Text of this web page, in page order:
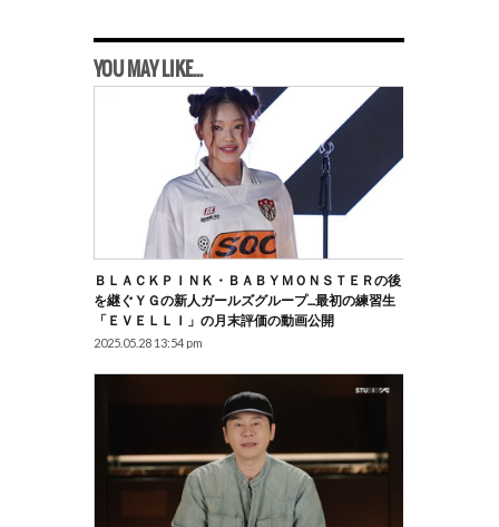
YOU MAY LIKE...
ＢＬＡＣＫＰＩＮＫ・ＢＡＢＹＭＯＮＳＴＥＲの後
を継ぐＹＧの新人ガールズグループ…最初の練習生
「ＥＶＥＬＬＩ」の月末評価の動画公開
2025.05.28 13:54 pm